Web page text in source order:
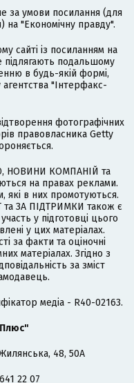
за умови посилання (для
на "Економічну правду".
сайті із посиланням на
підлягають подальшому
в будь-якій формі,
"Інтерфакс-
фотографічних
правовласника Getty
НОВИНИ КОМПАНІЙ та
на правах реклами.
які в них промотуються.
ЗА ПІДТРИМКИ також є
у підготовці цього
у цих матеріалах.
за факти та оціночні
матеріалах. Згідно з
за зміст
медіа - R40-02163.
48, 50А
22 07